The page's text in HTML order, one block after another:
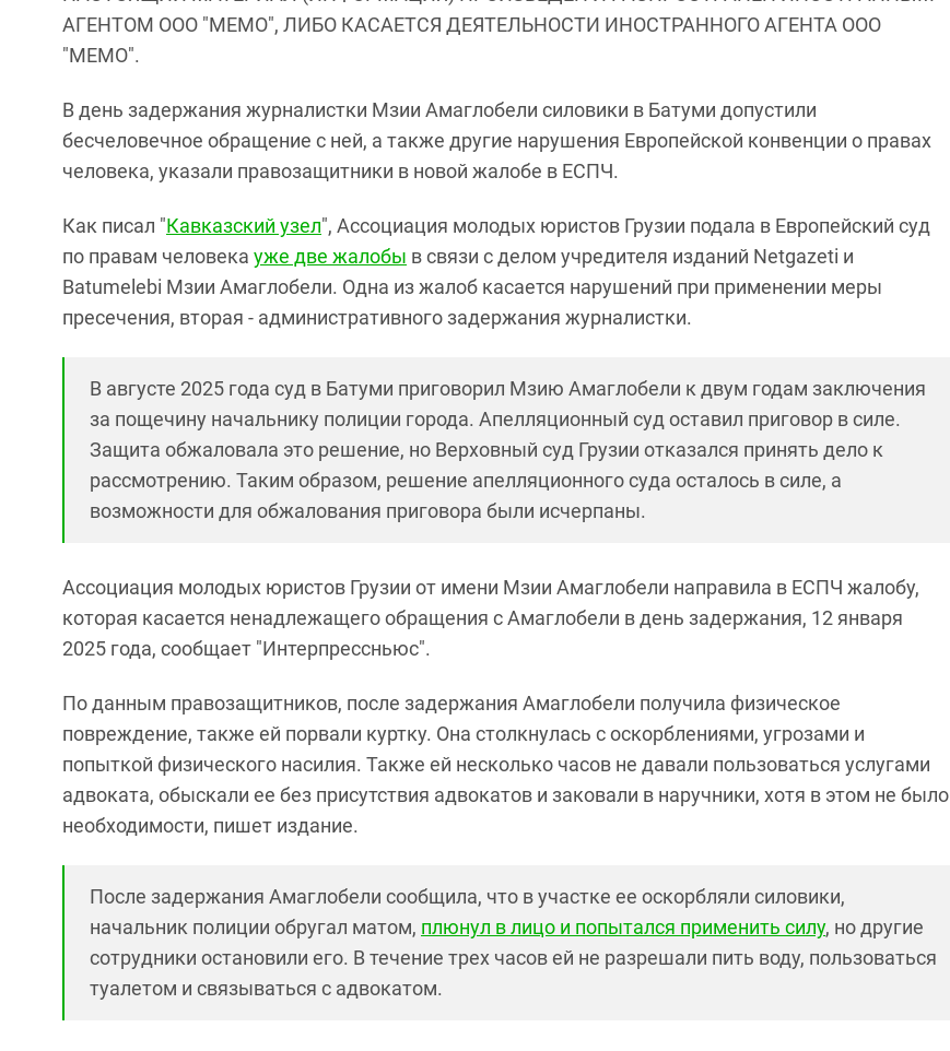
АГЕНТОМ ООО "МЕМО", ЛИБО КАСАЕТСЯ ДЕЯТЕЛЬНОСТИ ИНОСТРАННОГО АГЕНТА ООО
"МЕМО".
В день задержания журналистки Мзии Амаглобели силовики в Батуми допустили
бесчеловечное обращение с ней, а также другие нарушения Европейской конвенции о правах
человека, указали правозащитники в новой жалобе в ЕСПЧ.
Как писал "Кавказский узел", Ассоциация молодых юристов Грузии подала в Европейский суд
по правам человека уже две жалобы в связи с делом учредителя изданий Netgazeti и
Batumelebi Мзии Амаглобели. Одна из жалоб касается нарушений при применении меры
пресечения, вторая - административного задержания журналистки.
В августе 2025 года суд в Батуми приговорил Мзию Амаглобели к двум годам заключения
за пощечину начальнику полиции города. Апелляционный суд оставил приговор в силе.
Защита обжаловала это решение, но Верховный суд Грузии отказался принять дело к
рассмотрению. Таким образом, решение апелляционного суда осталось в силе, а
возможности для обжалования приговора были исчерпаны.
Ассоциация молодых юристов Грузии от имени Мзии Амаглобели направила в ЕСПЧ жалобу,
которая касается ненадлежащего обращения с Амаглобели в день задержания, 12 января
2025 года, сообщает "Интерпрессньюс".
По данным правозащитников, после задержания Амаглобели получила физическое
повреждение, также ей порвали куртку. Она столкнулась с оскорблениями, угрозами и
попыткой физического насилия. Также ей несколько часов не давали пользоваться услугами
адвоката, обыскали ее без присутствия адвокатов и заковали в наручники, хотя в этом не было
необходимости, пишет издание.
После задержания Амаглобели сообщила, что в участке ее оскорбляли силовики,
начальник полиции обругал матом, плюнул в лицо и попытался применить силу, но другие
сотрудники остановили его. В течение трех часов ей не разрешали пить воду, пользоваться
туалетом и связываться с адвокатом.